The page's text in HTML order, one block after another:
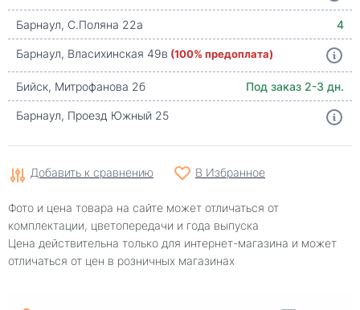
Барнаул, С.Поляна 22а
4
Барнаул, Власихинская 49в (100% предоплата)
Бийск, Митрофанова 2б
Под заказ 2-3 дн.
Барнаул, Проезд Южный 25
Добавить к сравнению В Избранное
Фото и цена товара на сайте может отличаться от
комплектации, цветопередачи и года выпуска
Цена действительна только для интернет-магазина и может
отличаться от цен в розничных магазинах